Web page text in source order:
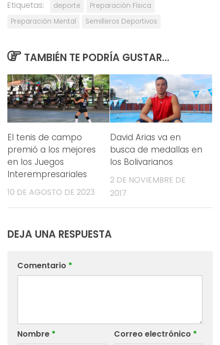
Etiquetas: deporte
Preparación Física
Preparación Mental
Semilleros Deportivos
TAMBIÉN TE PODRÍA GUSTAR...
El tenis de campo
premió a los mejores
en los Juegos
Interempresariales
10 DE AGOSTO DE 2023
David Arias va en
busca de medallas en
los Bolivarianos
2 DE NOVIEMBRE DE
2017
DEJA UNA RESPUESTA
Comentario *
Nombre * Correo electrónico *